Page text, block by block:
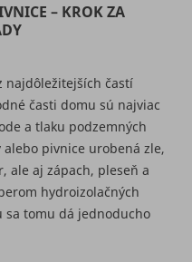
– KROK ZA
najdôležitejších častí
časti domu sú najviac
a tlaku podzemných
pivnice urobená zle,
ale aj zápach, pleseň a
hydroizolačných
tomu dá jednoducho